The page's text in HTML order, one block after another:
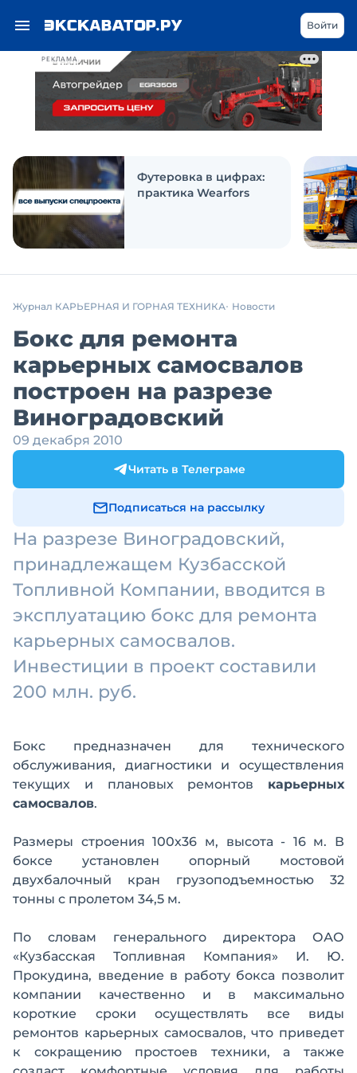
РЕКЛАМА
Войти
Футеровка в цифрах:
практика Wearfors
Журнал КАРЬЕРНАЯ И ГОРНАЯ ТЕХНИКА Новости
Бокс для ремонта
карьерных самосвалов
построен на разрезе
Виноградовский
09 декабря 2010
Читать в Телеграме
Подписаться на рассылку
На разрезе Виноградовский,
принадлежащем Кузбасской
Топливной Компании, вводится в
эксплуатацию бокс для ремонта
карьерных самосвалов.
Инвестиции в проект составили
200 млн. руб.
Бокс предназначен для технического
обслуживания, диагностики и осуществления
текущих и плановых ремонтов карьерных
самосвалов.
Размеры строения 100х36 м, высота - 16 м. В
боксе установлен опорный мостовой
двухбалочный кран грузоподъемностью 32
тонны с пролетом 34,5 м.
По словам генерального директора ОАО
«Кузбасская Топливная Компания» И. Ю.
Прокудина, введение в работу бокса позволит
компании качественно и в максимально
короткие сроки осуществлять все виды
ремонтов карьерных самосвалов, что приведет
к сокращению простоев техники, а также